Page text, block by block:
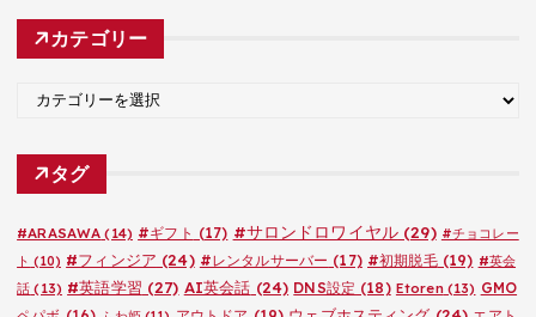
カ
カテゴリー
ゴ
タグ
#ARASAWA (14) #ギフト (17) #サロンドロワイヤル(29) #チョコレー
ト (10) #フィンジア (24) #レンタルサーバー (17) #初期脱毛(19) #英会
話 (13) #英語学習 (27) AI英会話 (24) DNS設定 (18) Etoren(13) GMO